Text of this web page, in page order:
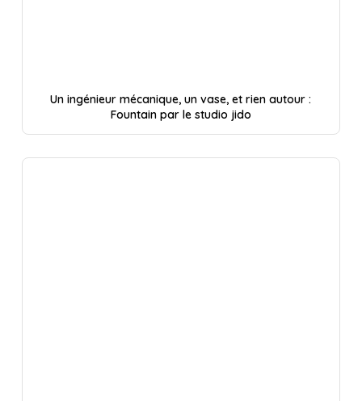
Un ingénieur mécanique, un vase, et rien autour :
Fountain par le studio jido